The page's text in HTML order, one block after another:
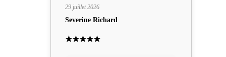
29 juillet 2026
Severine Richard
★★★★★